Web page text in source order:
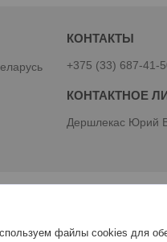
+375 (33) 687-41-
Дершлекас Юрий
файлы cookies для